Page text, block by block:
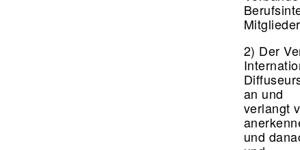
2) Der
an und
verlangt
und